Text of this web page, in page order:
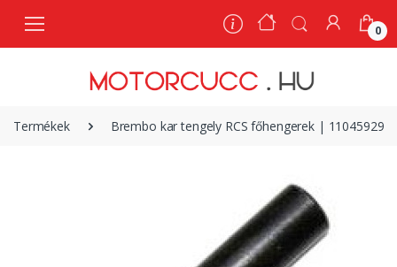
0
Termékek Brembo kar tengely RCS főhengerek | 110459291
0